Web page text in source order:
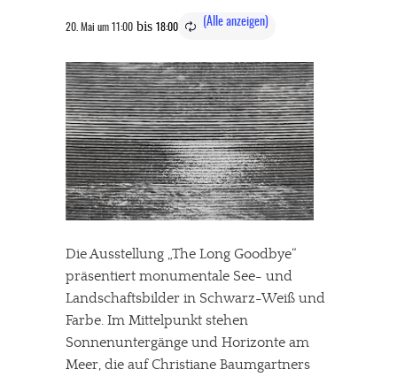
20. Mai um 11:00 bis 18:00
Die Ausstellung „The Long Goodbye“
präsentiert monumentale See- und
Landschaftsbilder in Schwarz-Weiß und
Farbe. Im Mittelpunkt stehen
Sonnenuntergänge und Horizonte am
Meer, die auf Christiane Baumgartners